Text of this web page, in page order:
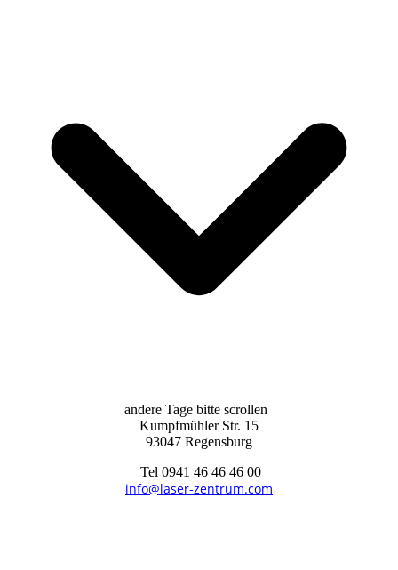
andere Tage bitte scrollen
Kumpfmühler Str. 15
93047 Regensburg
Tel 0941 46 46 46 00
info@laser-zentrum.com